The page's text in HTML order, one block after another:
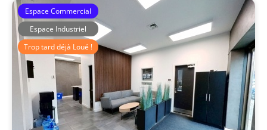
Espace Commercial
Espace Industriel
Trop tard déjà Loué !
Immeuble MRA